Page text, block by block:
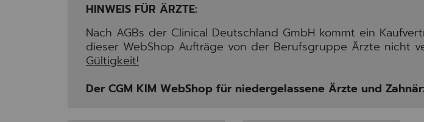
HINWEIS FÜR ÄRZTE:
Nach AGBs der Clinical Deutschland GmbH kommt ein
dieser WebShop Aufträge von der Berufsgruppe Ärzte nicht
Gültigkeit!
Der CGM KIM WebShop für niedergelassene Ärzte und